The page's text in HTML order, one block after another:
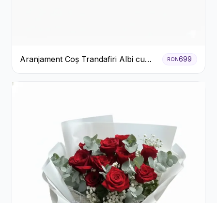
Aranjament Coș Trandafiri Albi cu
Accent Roșu
RON699